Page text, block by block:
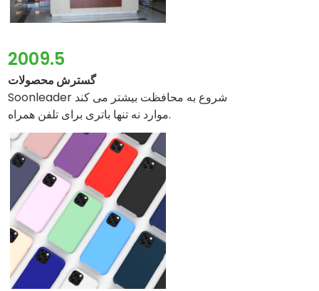
2009.5
گسترش محصولات
Soonleader شروع به محافظت بیشتر می کند
موارد نه تنها باتری برای تلفن همراه.